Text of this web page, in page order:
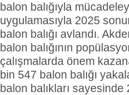
balon balığıyla
uygulamasıyla 2025
balon balığı avlandı.
balon balığının
çalışmalarda önem
bin 547 balon balığı
balon balıkları